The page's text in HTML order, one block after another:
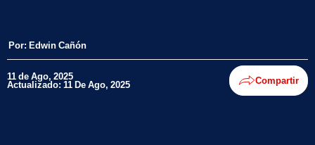
Por: Edwin Cañón
11 de Ago, 2025
Actualizado: 11 De Ago, 2025 Compartir